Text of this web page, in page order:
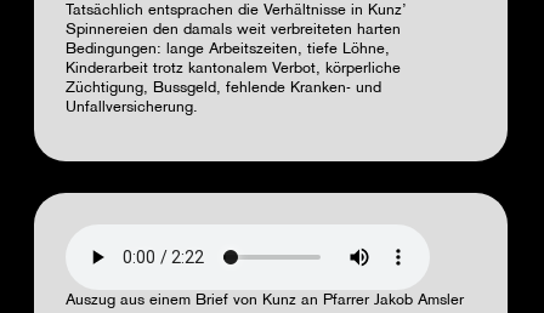
Tatsächlich entsprachen die Verhältnisse in Kunz’
Spinnereien den damals weit verbreiteten harten
Bedingungen: lange Arbeitszeiten, tiefe Löhne,
Kinderarbeit trotz kantonalem Verbot, körperliche
Züchtigung, Bussgeld, fehlende Kranken- und
Unfallversicherung.
Auszug aus einem Brief von Kunz an Pfarrer Jakob Amsler